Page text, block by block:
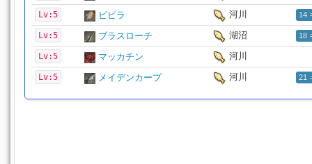
Lv:5 ピピラ 河川 14
Lv:5 ブラスローチ 湖沼 18
Lv:5 マッカチン 河川
Lv:5 メイデンカープ 河川 21